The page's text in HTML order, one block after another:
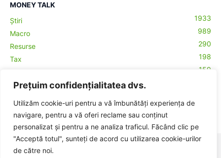
Prețuim confidențialitatea dvs.
Utilizăm cookie-uri pentru a vă îmbunătăți experiența de
navigare, pentru a vă oferi reclame sau conținut
personalizat și pentru a ne analiza traficul. Făcând clic pe
"Acceptă totul", sunteți de acord cu utilizarea cookie-urilor
de către noi.
MONEY TALK
Știri
1933
Macro
989
Resurse
290
Tax
198
159
Contabilitate
Crypto
© BadgerHub - Toate drepturile rezervate -
Publicitate